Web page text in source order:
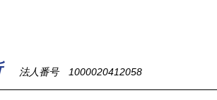
法人番号 1000020412058